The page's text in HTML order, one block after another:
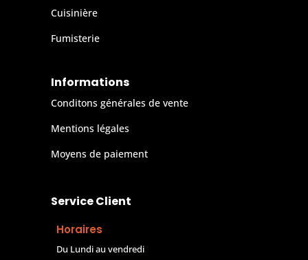
Cuisinière
Fumisterie
Informations
Conditons générales de vente
Mentions légales
Moyens de paiement
Service Client
Horaires
Du Lundi au vendredi